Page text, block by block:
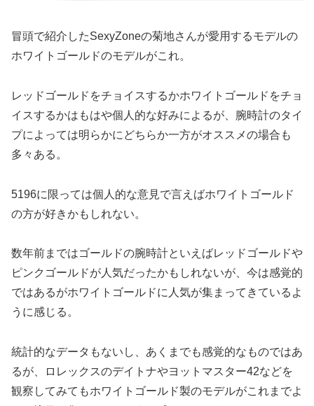
冒頭で紹介したSexyZoneの菊地さんが愛用するモデルの
ホワイトゴールドのモデルがこれ。
レッドゴールドをチョイスするかホワイトゴールドをチョ
イスするかはもはや個人的な好みによるが、腕時計のタイ
プによっては明らかにどちらか一方がオススメの場合も
多々ある。
5196に限っては個人的な意見で言えばホワイトゴールド
の方が好きかもしれない。
数年前まではゴールドの腕時計といえばレッドゴールドや
ピンクゴールドが人気だったかもしれないが、今は感覚的
ではあるがホワイトゴールドに人気が集まってきているよ
うに感じる。
統計的なデータもないし、あくまでも感覚的なものではあ
るが、ロレックスのデイトナやヨットマスター42などを
観察してみてもホワイトゴールド製のモデルがこれまでよ